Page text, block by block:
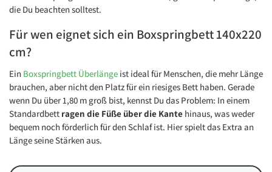
die Du beachten solltest.
Für wen eignet sich ein Boxspringbett 140x220
cm?
Ein Boxspringbett Überlänge ist ideal für Menschen, die mehr Länge
brauchen, aber nicht den Platz für ein riesiges Bett haben. Gerade
wenn Du über 1,80 m groß bist, kennst Du das Problem: In einem
Standardbett ragen die Füße über die Kante hinaus, was weder
bequem noch förderlich für den Schlaf ist. Hier spielt das Extra an
Länge seine Stärken aus.